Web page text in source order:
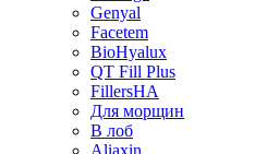
Genyal
Facetem
BioHyalux
QT Fill Plus
FillersHA
Для морщин
В лоб
Aliaxin